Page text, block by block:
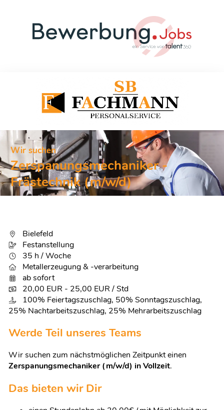
Wir suchen
Zerspanungsmechaniker -
Frästechnik (m/w/d)
Bielefeld
Festanstellung
35 h / Woche
Metallerzeugung & -verarbeitung
ab sofort
20,00 EUR - 25,00 EUR / Std
100% Feiertagszuschlag, 50% Sonntagszuschlag,
25% Nachtarbeitszuschlag, 25% Mehrarbeitszuschlag
Werde Teil unseres Teams
Wir suchen zum nächstmöglichen Zeitpunkt einen
Zerspanungsmechaniker (m/w/d) in Vollzeit.
Das bieten wir Dir